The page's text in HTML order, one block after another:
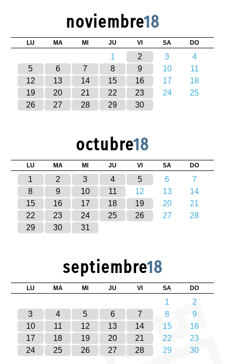
noviembre18
LU MA MI JU VI SA DO
1 2 3
4
5
6 7 8 9 10
11
12
13 14 15 16 17
18
19
20 21 22 23 24
25
26
27 28 29 30
octubre18
LU MA MI JU VI SA DO
1 2 3 4 5 6
7
8
9 10 11 12 13
14
15
16 17 18 19 20
21
22
23 24 25 26 27
28
29
30 31
septiembre18
LU MA MI JU VI SA DO
1
2
3
4 5 6 7 8
9
10
11 12 13 14 15
16
17
18 19 20 21 22
23
24
25 26 27 28 29 30